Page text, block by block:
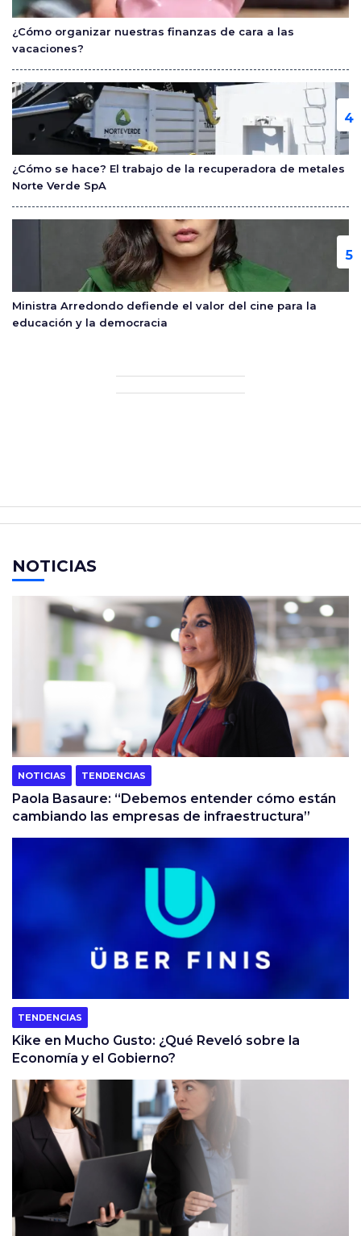
¿Cómo organizar nuestras finanzas de cara a las
vacaciones?
¿Cómo se hace? El trabajo de la recuperadora de metales
Norte Verde SpA
Ministra Arredondo defiende el valor del cine para la
educación y la democracia
NOTICIAS
NOTICIAS TENDENCIAS
Paola Basaure: “Debemos entender cómo están
cambiando las empresas de infraestructura”
TENDENCIAS
Kike en Mucho Gusto: ¿Qué Reveló sobre la
Economía y el Gobierno?